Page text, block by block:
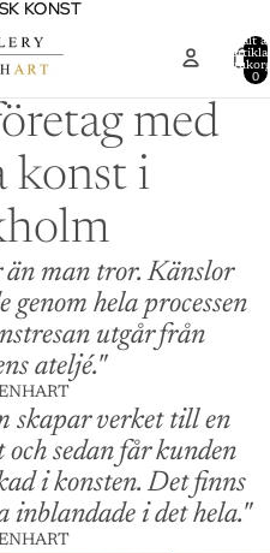
KONST
KONST
Totalt
0
med
konst i
man tror. Känslor
hela processen
utgår från
ateljé."
skapar verket till en
sedan får kunden
i konsten. Det finns
inblandade i det hela."